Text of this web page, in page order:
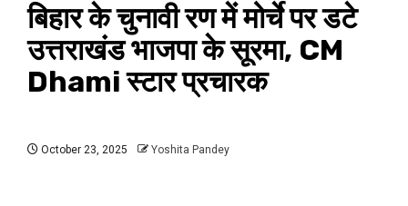
बिहार के चुनावी रण में मोर्चे पर डटे
उत्तराखंड भाजपा के सूरमा, CM
Dhami स्‍टार प्रचारक
October 23, 2025 Yoshita Pandey